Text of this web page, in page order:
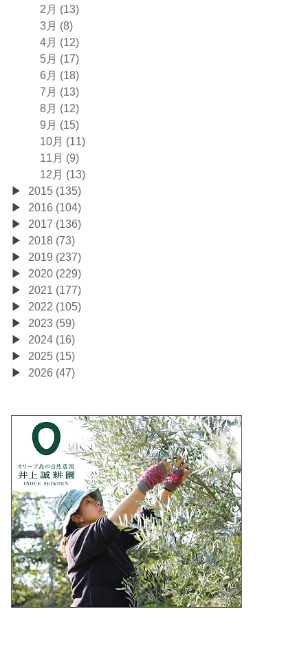
2月 (13)
3月 (8)
4月 (12)
5月 (17)
6月 (18)
7月 (13)
8月 (12)
9月 (15)
10月 (11)
11月 (9)
12月 (13)
2015 (135)
2016 (104)
2017 (136)
2018 (73)
2019 (237)
2020 (229)
2021 (177)
2022 (105)
2023 (59)
2024 (16)
2025 (15)
2026 (47)